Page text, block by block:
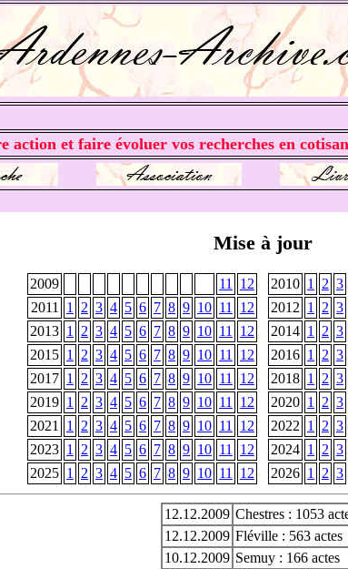
action et faire évoluer vos recherches en
Mise à jour
2009 11 12 2010 1 2 3
2011
1 2 3 4 5 6 7 8 9 10 11 12 2012 1 2 3
2013 1 2 3 4 5 6 7 8 9 10 11 12 2014 1 2 3
2015 1 2 3 4 5 6 7 8 9 10 11 12 2016 1 2 3
2017 1 2 3 4 5 6 7 8 9 10 11 12 2018 1 2 3
2019 1 2 3 4 5 6 7 8 9 10 11 12 2020 1 2 3
2021
1 2 3 4 5 6 7 8 9 10 11 12 2022 1 2 3
2023 1 2 3 4 5 6 7 8 9 10 11 12 2024 1 2 3
2025 1 2 3 4 5 6 7 8 9 10 11 12 2026 1 2 3
12.12.2009 Chestres : 1053
12.12.2009 Fléville : 563 actes
10.12.2009 Semuy : 166 actes